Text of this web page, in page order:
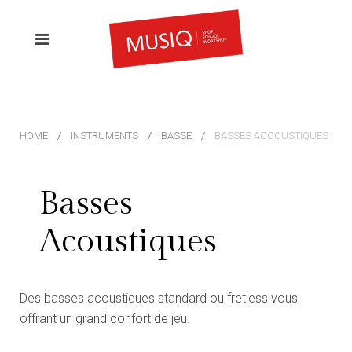
HOME INSTRUMENTS BASSE BASSES ACCOUSTIQUES
Basses
Acoustiques
Des basses acoustiques standard ou fretless vous
offrant un grand confort de jeu.